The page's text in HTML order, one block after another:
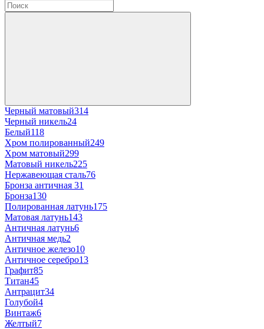
Черный матовый314
Черный никель24
Белый118
Хром полированный249
Хром матовый299
Матовый никель225
Нержавеющая сталь76
Бронза античная 31
Бронза130
Полированная латунь175
Матовая латунь143
Античная латунь6
Античная медь2
Античное железо10
Античное серебро13
Графит85
Титан45
Антрацит34
Голубой4
Винтаж6
Желтый7